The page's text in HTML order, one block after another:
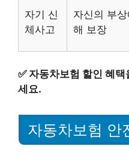
자기 신
체사고
자신의 부상
해 보장
✅ 자동차보험 할인 혜
세요.
자동차보험 안